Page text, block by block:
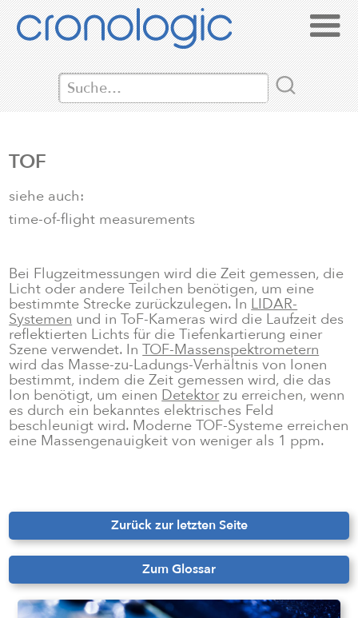
TOF
siehe auch:
time-of-flight measurements
Bei Flugzeitmessungen wird die Zeit gemessen, die
Licht oder andere Teilchen benötigen, um eine
bestimmte Strecke zurückzulegen. In LIDAR-
Systemen und in ToF-Kameras wird die Laufzeit des
reflektierten Lichts für die Tiefenkartierung einer
Szene verwendet. InTOF-Massenspektrometern
wird das Masse-zu-Ladungs-Verhältnis von Ionen
bestimmt, indem die Zeit gemessen wird, die das
Ion benötigt, um einen Detektorzu erreichen, wenn
es durch ein bekanntes elektrisches Feld
beschleunigt wird. Moderne TOF-Systeme erreichen
eine Massengenauigkeit von weniger als 1 ppm.
Zurück zur letzten Seite
Zum Glossar